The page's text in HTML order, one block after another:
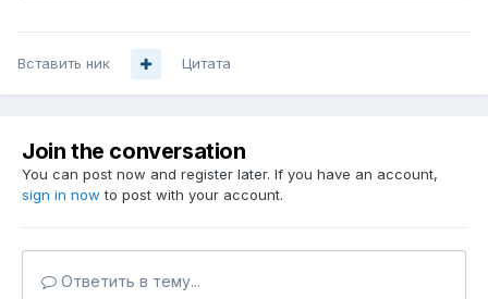
Вставить ник Цитата
Join the conversation
You can post now and register later. If you have an account,
sign in now to post with your account.
Ответить в тему...